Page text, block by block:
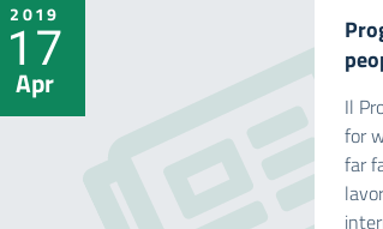
2019
17
Apr
Il
for
far